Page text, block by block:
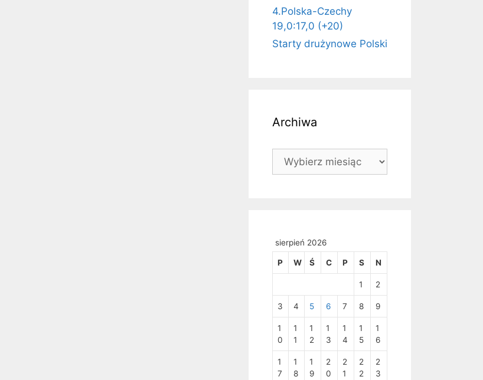
4.Polska-Czechy
19,0:17,0 (+20)
Starty drużynowe Polski
Archiwa
Archiwa
sierpień 2026
P W Ś C P S N
1 2
3 4 5 6 7 8 9
1
0
1
1
1
2
1
3
1
4
1
5
1
6
1
7
1
8
1
9
2
0
2
1
2
2
2
3